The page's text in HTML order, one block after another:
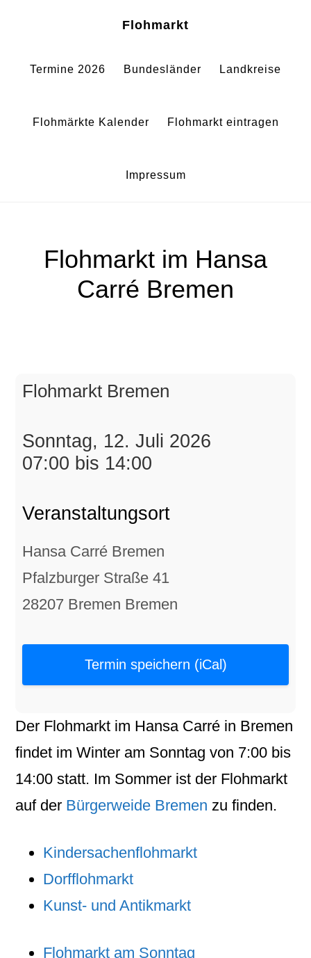
springen
springen
Flohmarkt
Termine 2026 Bundesländer Landkreise
Flohmärkte Kalender Flohmarkt eintragen
Impressum
Flohmarkt im Hansa
Carré Bremen
Flohmarkt Bremen
Sonntag, 12. Juli 2026
07:00 bis 14:00
Veranstaltungsort
Hansa Carré Bremen
Pfalzburger Straße 41
28207 Bremen Bremen
Termin speichern (iCal)
Der Flohmarkt im Hansa Carré in Bremen
findet im Winter am Sonntag von 7:00 bis
14:00 statt. Im Sommer ist der Flohmarkt
auf der Bürgerweide Bremen zu finden.
Kindersachenflohmarkt
Dorfflohmarkt
Kunst- und Antikmarkt
Flohmarkt am Sonntag